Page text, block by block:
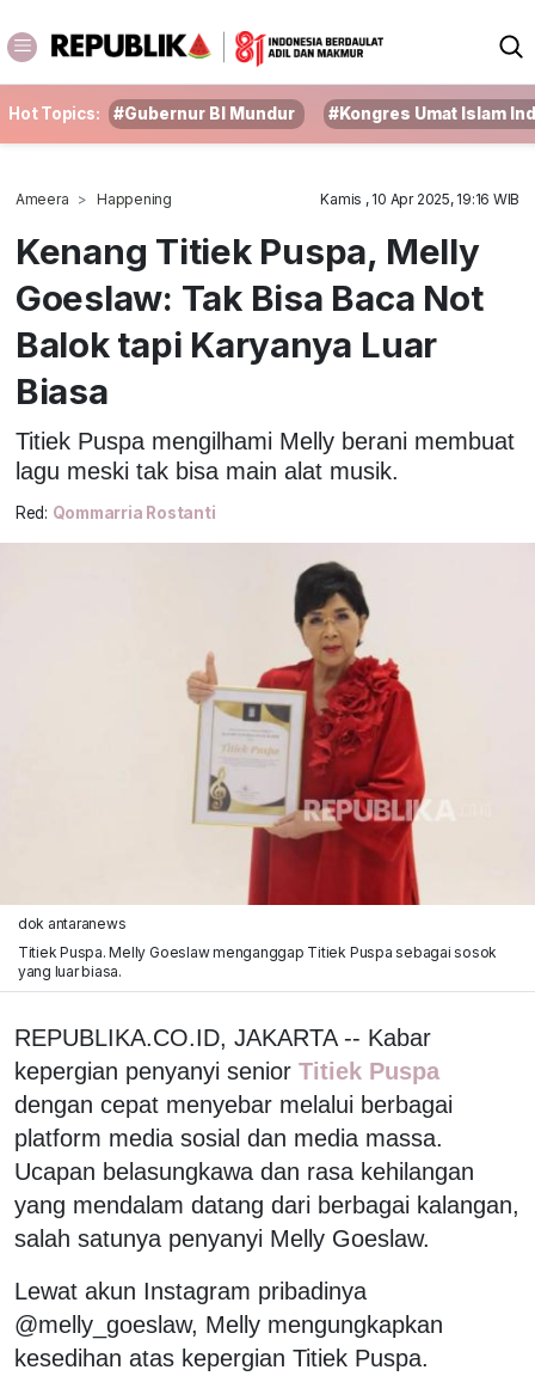
Hot Topics: #Gubernur BI Mundur #Kongres Umat Islam
Ameera Happening Kamis , 10 Apr 2025, 19:16 WIB
Kenang Titiek Puspa, Melly
Goeslaw: Tak Bisa Baca Not
Balok tapi Karyanya Luar
Biasa
Titiek Puspa mengilhami Melly berani membuat
lagu meski tak bisa main alat musik.
Red: Qommarria Rostanti
dok antaranews
Titiek Puspa. Melly Goeslaw menganggap Titiek Puspa sebagai sosok
yang luar biasa.
REPUBLIKA.CO.ID, JAKARTA -- Kabar
kepergian penyanyi senior Titiek Puspa
dengan cepat menyebar melalui berbagai
platform media sosial dan media massa.
Ucapan belasungkawa dan rasa kehilangan
yang mendalam datang dari berbagai kalangan,
salah satunya penyanyi Melly Goeslaw.
Lewat akun Instagram pribadinya
@melly_goeslaw, Melly mengungkapkan
kesedihan atas kepergian Titiek Puspa.